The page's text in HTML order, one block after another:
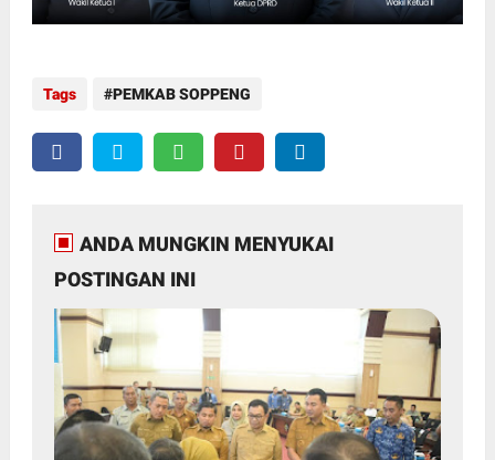
Tags PEMKAB SOPPENG
ANDA MUNGKIN MENYUKAI
POSTINGAN INI